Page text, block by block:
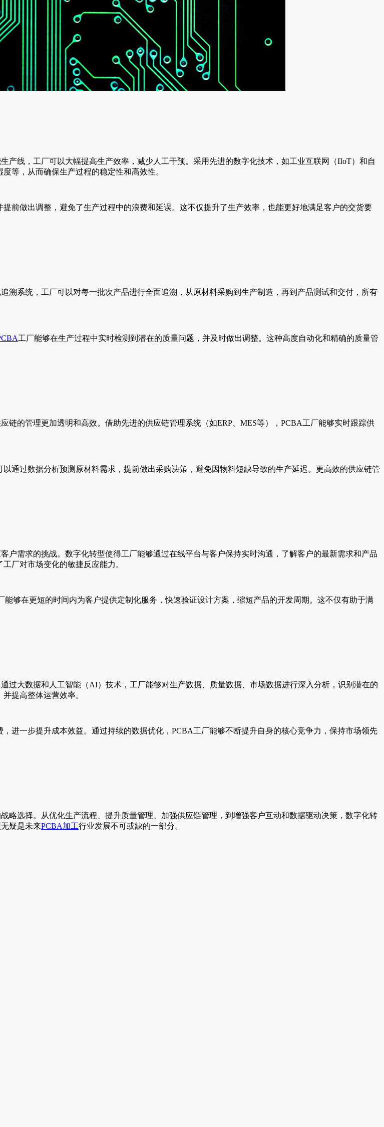
产线，工厂可以大幅提高生产效率，减少人工干预。采用先进的数字化技术，如工业互联网（IIoT）和自
等，从而确保生产过程的稳定性和高效性。
前做出调整，避免了生产过程中的浪费和延误。这不仅提升了生产效率，也能更好地满足客户的交货要
溯系统，工厂可以对每一批次产品进行全面追溯，从原材料采购到生产制造，再到产品测试和交付，所有
工厂能够在生产过程中实时检测到潜在的质量问题，并及时做出调整。这种高度自动化和精确的质量管
链的管理更加透明和高效。借助先进的供应链管理系统（如ERP、MES等），PCBA工厂能够实时跟踪供
通过数据分析预测原材料需求，提前做出采购决策，避免因物料短缺导致的生产延迟。更高效的供应链管
户需求的挑战。数字化转型使得工厂能够通过在线平台与客户保持实时沟通，了解客户的最新需求和产品
厂对市场变化的敏捷反应能力。
够在更短的时间内为客户提供定制化服务，快速验证设计方案，缩短产品的开发周期。这不仅有助于满
过大数据和人工智能（AI）技术，工厂能够对生产数据、质量数据、市场数据进行深入分析，识别潜在的
提高整体运营效率。
进一步提升成本效益。通过持续的数据优化，PCBA工厂能够不断提升自身的核心竞争力，保持市场领先
略选择。从优化生产流程、提升质量管理、加强供应链管理，到增强客户互动和数据驱动决策，数字化转
疑是未来PCBA加工行业发展不可或缺的一部分。